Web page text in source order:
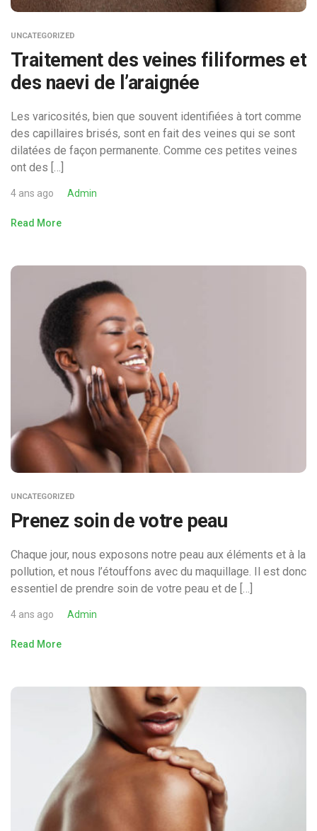
UNCATEGORIZED
Traitement des veines filiformes et
des naevi de l’araignée
Les varicosités, bien que souvent identifiées à tort comme
des capillaires brisés, sont en fait des veines qui se sont
dilatées de façon permanente. Comme ces petites veines
ont des […]
4 ans ago Admin
Read More
UNCATEGORIZED
Prenez soin de votre peau
Chaque jour, nous exposons notre peau aux éléments et à la
pollution, et nous l’étouffons avec du maquillage. Il est donc
essentiel de prendre soin de votre peau et de […]
4 ans ago Admin
Read More